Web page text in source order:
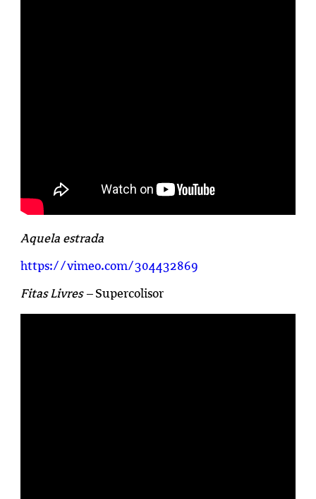
Aquela estrada
https://vimeo.com/304432869
Fitas Livres – Supercolisor